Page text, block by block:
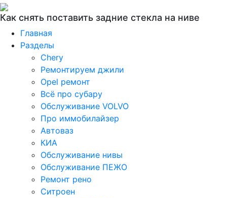
Как снять поставить задние стекла на ниве
Главная
Разделы
Chery
Ремонтируем джили
Opel ремонт
Всё про субару
Обслуживание VOLVO
Про иммобилайзер
Автоваз
КИА
Обслуживание нивы
Обслуживание ПЕЖО
Ремонт рено
Ситроен